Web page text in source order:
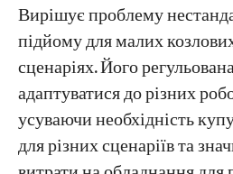
Вирішує проблему
підйому для малих
сценаріях. Його
адаптуватися до різних
усуваючи необхідність
для різних сценаріїв та